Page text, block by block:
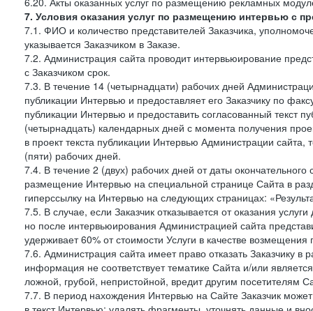
7. Условия оказания услуг по размещению интервью с
7.1. ФИО и количество представителей Заказчика,
указывается Заказчиком в Заказе.
7.2. Администрация сайта проводит интервьюирование
с Заказчиком срок.
7.3. В течение 14 (четырнадцати) рабочих дней
публикации Интервью и предоставляет его Заказчику по
публикации Интервью и предоставить согласованный текст
(четырнадцать) календарных дней с момента получения
в проект текста публикации Интервью Администрации сайта,
(пяти) рабочих дней.
7.4. В течение 2 (двух) рабочих дней от даты
размещение Интервью на специальной странице Сайта в
гиперссылку на Интервью на следующих страницах:
7.5. В случае, если Заказчик отказывается от оказания
но после интервьюирования Администрацией сайта
удерживает 60% от стоимости Услуги в качестве
7.6. Администрация сайта имеет право отказать Заказчику
информация не соответствует тематике Сайта и/или
ложной, грубой, непристойной, вредит другим посетителям
7.7. В период нахождения Интервью на Сайте Заказчик